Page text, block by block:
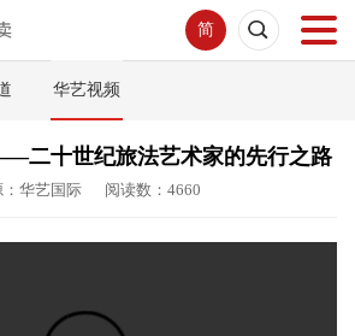
简
华艺视频
二十世纪旅法艺术家的先行之路
华艺国际 阅读数：4660